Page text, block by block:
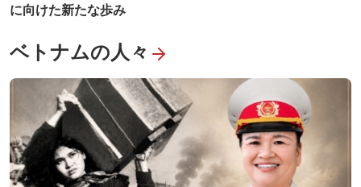
に向けた新たな歩み
ベトナムの人々